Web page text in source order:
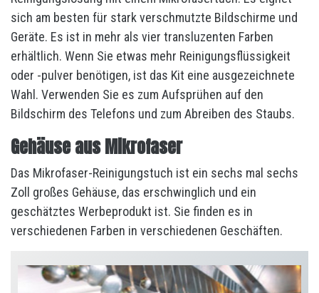
sich am besten für stark verschmutzte Bildschirme und
Geräte. Es ist in mehr als vier transluzenten Farben
erhältlich. Wenn Sie etwas mehr Reinigungsflüssigkeit
oder -pulver benötigen, ist das Kit eine ausgezeichnete
Wahl. Verwenden Sie es zum Aufsprühen auf den
Bildschirm des Telefons und zum Abreiben des Staubs.
Gehäuse aus Mikrofaser
Das Mikrofaser-Reinigungstuch ist ein sechs mal sechs
Zoll großes Gehäuse, das erschwinglich und ein
geschätztes Werbeprodukt ist. Sie finden es in
verschiedenen Farben in verschiedenen Geschäften.